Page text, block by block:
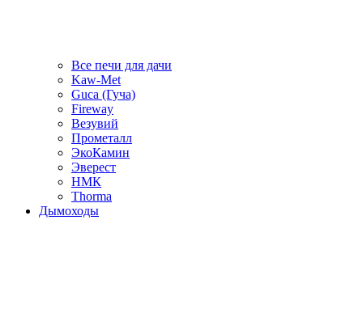
Все печи для дачи
Kaw-Met
Guca (Гуча)
Fireway
Везувий
Прометалл
ЭкоКамин
Эверест
НМК
Thorma
Дымоходы